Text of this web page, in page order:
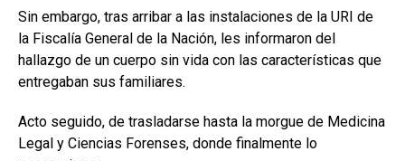
Sin embargo, tras arribar a las instalaciones de la URI de
la Fiscalía General de la Nación, les informaron del
hallazgo de un cuerpo sin vida con las características que
entregaban sus familiares.
Acto seguido, de trasladarse hasta la morgue de Medicina
Legal y Ciencias Forenses, donde finalmente lo